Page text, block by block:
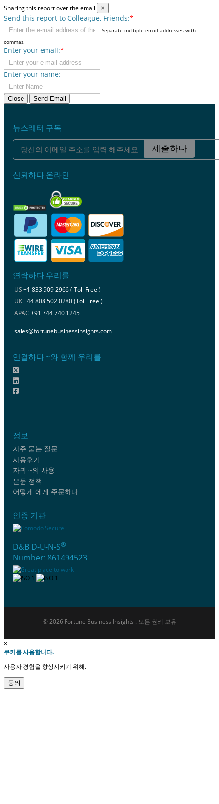
Sharing this report over the email ×
Send this report to Colleague, Friends:*
Separate multiple email addresses with
commas.
Enter your email:*
Enter your name:
Close Send Email
뉴스레터 구독
제출하다
신뢰하다 온라인
연락하다 우리를
US +1 833 909 2966 ( Toll Free )
UK+44 808 502 0280 (Toll Free )
APAC +91 744 740 1245
sales@fortunebusinessinsights.com
연결하다 ~와 함께 우리를
정보
자주 묻는 질문
사용후기
자귀 ~의 사용
은둔 정책
어떻게 에게 주문하다
인증 기관
D&B D-U-N-S®
Number: 861494523
© 2026 Fortune Business Insights . 모든 권리 보유
×
쿠키를 사용합니다.
사용자 경험을 향상시키기 위해.
동의